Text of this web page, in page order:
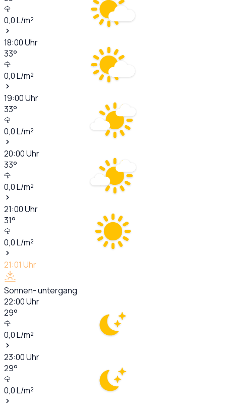
0,0L/m²
18:00Uhr
33°
0,0L/m²
19:00Uhr
33°
0,0L/m²
20:00Uhr
33°
0,0L/m²
21:00Uhr
31°
0,0L/m²
21:01 Uhr
Sonnen- untergang
22:00Uhr
29°
0,0L/m²
23:00Uhr
29°
0,0L/m²